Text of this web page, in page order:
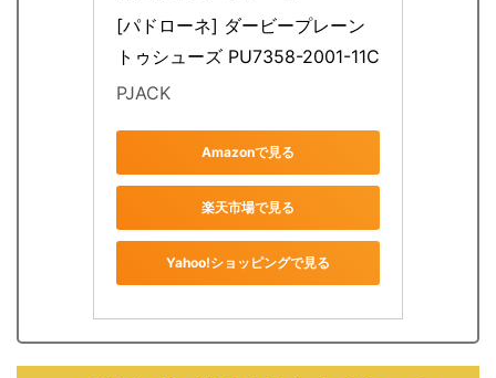
[パドローネ] ダービープレーン
PJACK
Amazonで見る
楽天市場で見る
Yahoo!ショッピングで見る